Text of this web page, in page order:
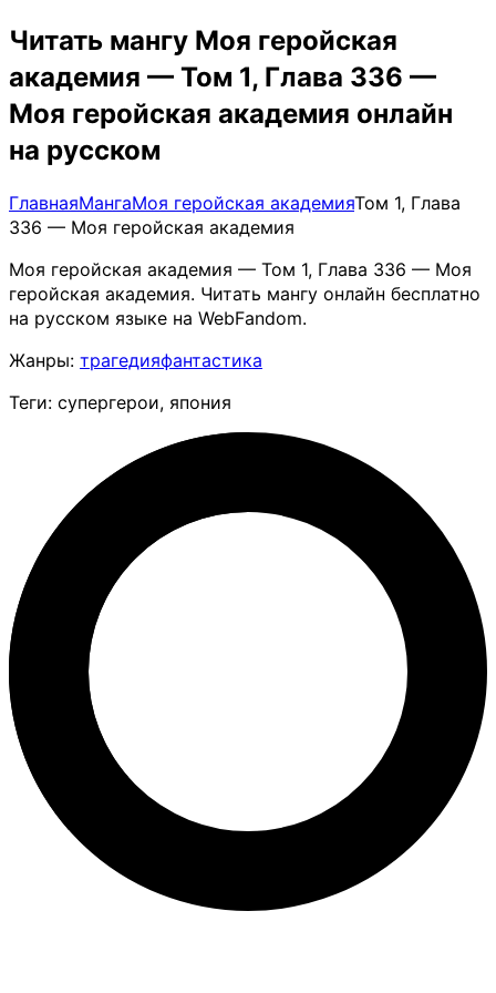
Читать мангу Моя геройская
академия — Том 1, Глава 336 —
Моя геройская академия онлайн
на русском
ГлавнаяМангаМоя геройская академияТом 1, Глава
336 — Моя геройская академия
Моя геройская академия — Том 1, Глава 336 — Моя
геройская академия. Читать мангу онлайн бесплатно
на русском языке на WebFandom.
Жанры: трагедияфантастика
Теги: супергерои, япония